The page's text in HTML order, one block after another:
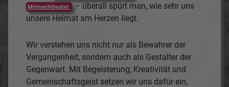
Mitmachtheater
– überall spürt man, wie sehr uns
unsere Heimat am Herzen liegt.
Wir verstehen uns nicht nur als Bewahrer der
Vergangenheit, sondern auch als Gestalter der
Gegenwart. Mit Begeisterung, Kreativität und
Gemeinschaftsgeist setzen wir uns dafür ein,